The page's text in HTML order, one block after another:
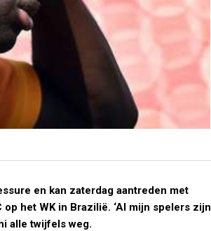
en kan zaterdag aantreden met
het WK in Brazilië. ‘Al mijn spelers zijn
alle twijfels weg.